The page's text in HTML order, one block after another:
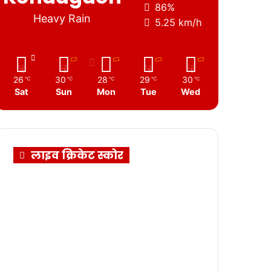
Heavy Rain
86%
5.25 km/h
26 ℃
Sat
30 ℃
Sun
28 ℃
Mon
29 ℃
Tue
30 ℃
Wed
लाइव क्रिकेट स्कोर